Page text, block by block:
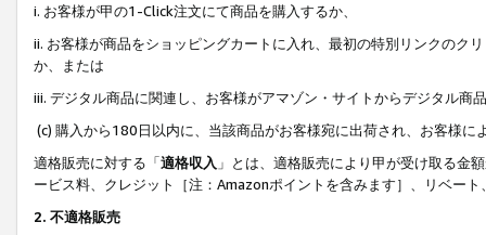
i. お客様が甲の1-Click注文にて商品を購入するか、
ii. お客様が商品をショッピングカートに入れ、最初の特別リンクのク
か、または
iii. デジタル商品に関連し、お客様がアマゾン・サイトからデジタル
(c) 購入から180日以内に、当該商品がお客様宛に出荷され、お客様
適格販売に対する「適格収入 」とは、適格販売により甲が受け取る金
ービス料、クレジット［注：Amazonポイントを含みます］、リベー
2. 不適格販売